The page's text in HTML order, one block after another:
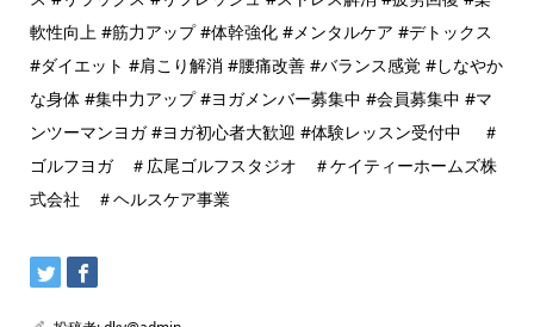
軟性向上 #筋力アップ #体幹強化 #メンタルケア #デトックス
#ダイエット #肩こり解消 #腰痛改善 #バランス感覚 #しなやか
な身体 #集中力アップ #ヨガメンバー募集中 #会員募集中 #マ
ンツーマンヨガ #ヨガ初心者大歓迎 #体験レッスン受付中 ＃
ゴルフヨガ ＃広尾ゴルフスタジオ ＃ケイティーホームズ株
式会社 ＃ヘルスケア事業